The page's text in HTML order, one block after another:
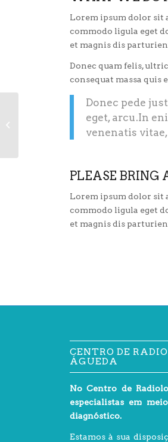
Lorem ipsum dolor sit
commodo ligula eget
et magnis dis
Donec quam felis,
consequat massa quis
Donec pede
eget, arcu.In
venenatis
PLEASE BRING
Lorem ipsum dolor sit
commodo ligula eget
et magnis dis
CENTRO DE
ÁGUEDA
No Centro de
especialistas em
diagnóstico.
Estamos à sua